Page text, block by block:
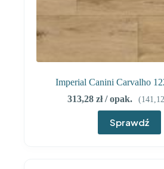
Imperial Canini Carvalho
313,28 zł/ opak. (141,12
Sprawdź